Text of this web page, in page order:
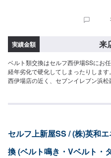
実績金額 来
ベルト類交換はセルフ西伊場SSにお
経年劣化で硬化してしまったりしま
西伊場店の近く、セブンイレブン浜
セルフ上新屋SS / (株)英和
換 (ベルト鳴き・Vベルト・